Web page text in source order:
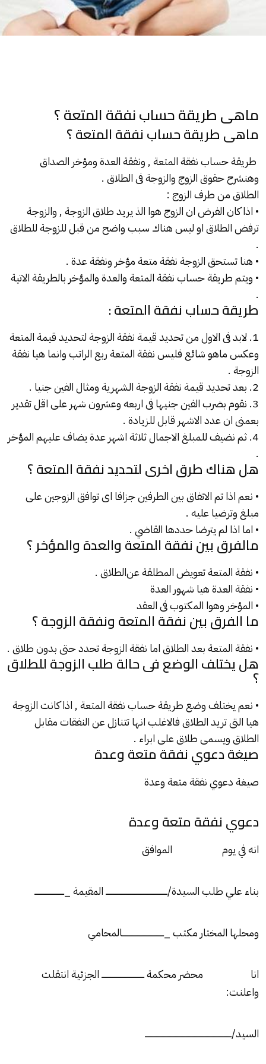
ماهى طريقة حساب نفقة المتعة ؟
ماهى طريقة حساب نفقة المتعة ؟
طريقة حساب نفقة المتعة , ونفقةالعدةومؤخر الصداق
وهنشرح حقوق الزوج والزوجة فىالطلاق .
الطلاق من طرف الزوج :
• اذا كان الفرض ان الزوج هوا الذ يريد طلاق الزوجة , والزوجة
ترفضالطلاقاو ليس هناك سبب واضح من قبل للزوجة للطلاق
.
• هنا تستحق الزوجة نفقة متعة مؤخر ونفقة عدة .
• ويتم طريقة حساب نفقة المتعة والعدة والمؤخر بالطريقة الاتية
.
طريقة حساب نفقة المتعة :
1. لابد فى الاول من تحديد قيمة نفقة الزوجة لتحديد قيمة
المتعة
وعكس ماهو شائع فليس نفقة المتعة ربع الراتب وانما هيا نفقة
الزوجة .
2. بعد تحديد قيمة نفقة الزوجة الشهرية ومثال الفين جنيا .
3. نقوم بضرب الفين جنيها فى اربعه وعشرون شهر على اقل تقدير
بعمنى ان عدد الاشهر قابل للزيادة .
4. ثم نضيف للمبلغ الاجمال ثلاثة اشهر عدة يضاف عليهم المؤخر
.
هل هناك طرق اخرى لتحديد نفقة المتعة ؟
• نعم اذا تم الاتفاق بين الطرفين جزافا اى توافق الزوجين على
مبلغ وترضيا عليه .
• اما اذا لم يترضا حددها القاضي .
مالفرق بين نفقة المتعة والعدة والمؤخر ؟
• نفقة المتعة تعويض المطلقة عنالطلاق .
• نفقة العدة هيا شهور العدة
• المؤخر وهوا المكتوب فى العقد
ما الفرق بين نفقة المتعة ونفقة الزوجة ؟
• نفقة المتعة بعد الطلاق اما نفقة الزوجة تحدد حتى بدون طلاق .
هل يختلف الوضع فى حالة طلب الزوجة للطلاق
؟
• نعم يختلف وضع طريقة حساب نفقةالمتعة, اذا كانت الزوجة
هيا التى تريد الطلاق فالاغلب انها تتنازل عن النفقات مقابل
الطلاقويسمى طلاق على ابراء .
صيغة دعوي نفقة متعة وعدة
صيغة دعوي نفقة متعة وعدة
دعوي نفقة متعة وعدة
انه في يوم الموافق
بناء علي طلب السيدة/ــــــــــــــــــــــــــــــــــــــــــــــــــــ المقيمة _ـــــــــــــــــــــــــ
ومحلها المختار مكتب _ـــــــــــــــــــــــــــــــــــالمحامي
انا محضر محكمة ــــــــــــــــــــــــــــــــــــ الجزئية انتقلت
واعلنت:
السيد/ـــــــــــــــــــــــــــــــــــــــــــــــــــــــــــــــــــــــــ